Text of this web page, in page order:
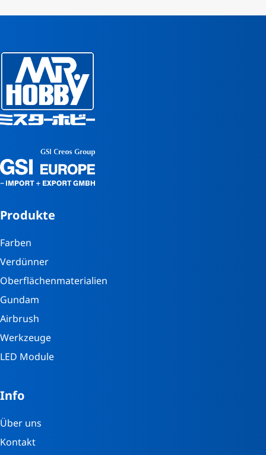
Produkte
Farben
Verdünner
Oberflächenmaterialien
Gundam
Airbrush
Werkzeuge
LED Module
Info
Über uns
Kontakt